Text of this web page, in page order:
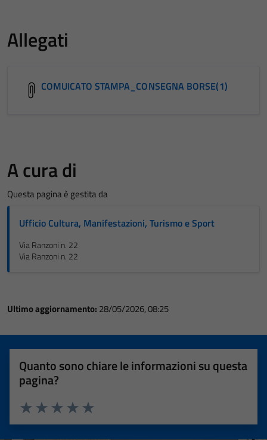
Allegati
COMUICATO STAMPA_CONSEGNA BORSE(1)
A cura di
Questa pagina è gestita da
Ufficio Cultura, Manifestazioni, Turismo e Sport
Via Ranzoni n. 22
Via Ranzoni n. 22
Ultimo aggiornamento: 28/05/2026, 08:25
Quanto sono chiare le informazioni su questa
pagina?
Valuta 5 stelle su 5
Valuta 4 stelle su 5
Valuta 3 stelle su 5
Valuta 2 stelle su 5
Valuta 1 stelle su 5